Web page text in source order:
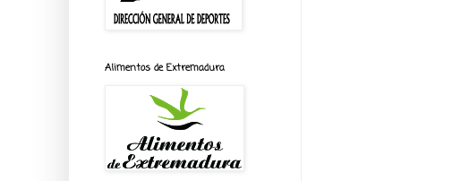
Alimentos de Extremadura